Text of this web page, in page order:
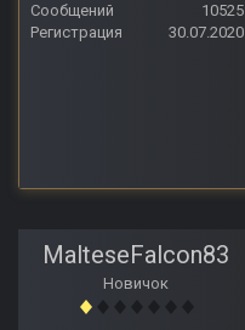
Сообщений
10525
Регистрация
30.07.2020
MalteseFalcon83
Новичок